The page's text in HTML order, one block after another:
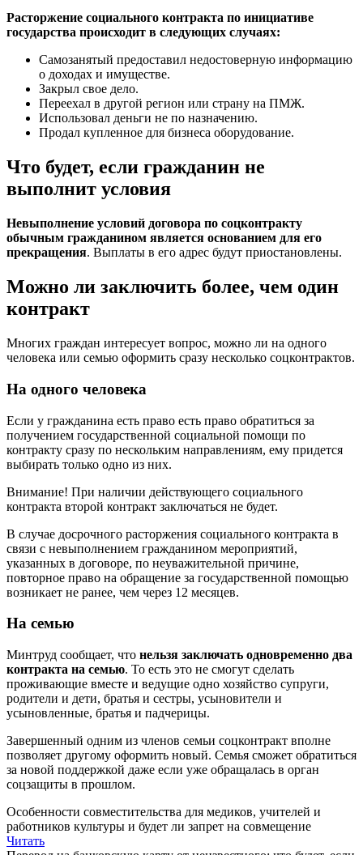
Расторжение социального контракта по инициативе
государства происходит в следующих случаях:
Самозанятый предоставил недостоверную информацию
о доходах и имуществе.
Закрыл свое дело.
Переехал в другой регион или страну на ПМЖ.
Использовал деньги не по назначению.
Продал купленное для бизнеса оборудование.
Что будет, если гражданин не
выполнит условия
Невыполнение условий договора по соцконтракту
обычным гражданином является основанием для его
прекращения. Выплаты в его адрес будут приостановлены.
Можно ли заключить более, чем один
контракт
Многих граждан интересует вопрос, можно ли на одного
человека или семью оформить сразу несколько соцконтрактов.
На одного человека
Если у гражданина есть право есть право обратиться за
получением государственной социальной помощи по
контракту сразу по нескольким направлениям, ему придется
выбирать только одно из них.
Внимание! При наличии действующего социального
контракта второй контракт заключаться не будет.
В случае досрочного расторжения социального контракта в
связи с невыполнением гражданином мероприятий,
указанных в договоре, по неуважительной причине,
повторное право на обращение за государственной помощью
возникает не ранее, чем через 12 месяцев.
На семью
Минтруд сообщает, что нельзя заключать одновременно два
контракта на семью. То есть это не смогут сделать
проживающие вместе и ведущие одно хозяйство супруги,
родители и дети, братья и сестры, усыновители и
усыновленные, братья и падчерицы.
Завершенный одним из членов семьи соцконтракт вполне
позволяет другому оформить новый. Семья сможет обратиться
за новой поддержкой даже если уже обращалась в орган
соцзащиты в прошлом.
Особенности совместительства для медиков, учителей и
работников культуры и будет ли запрет на совмещение
Читать